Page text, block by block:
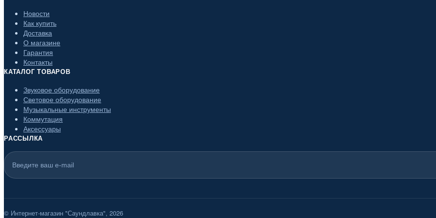
Новости
Как купить
Доставка
О магазине
Гарантия
Контакты
КАТАЛОГ ТОВАРОВ
Звуковое оборудование
Световое оборудование
Музыкальные инструменты
Коммутация
Аксессуары
РАССЫЛКА
© Интернет-магазин "Саундлавка", 2026